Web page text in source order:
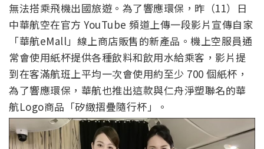
無法搭乘飛機出國旅遊。為了響應環保，昨（11）日
中華航空在官方 YouTube 頻道上傳一段影片宣傳自家
「華航eMall」線上商店販售的新產品。機上空服員通
常會使用紙杯提供各種飲料和飲用水給乘客，影片提
到在客滿航班上平均一次會使用約至少 700 個紙杯，
為了響應環保，華航也推出這款與仁舟淨塑聯名的華
航Logo商品「矽緻摺疊隨行杯」。